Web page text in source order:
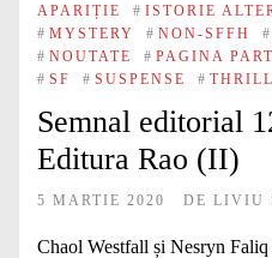
APARIȚIE
# ISTORIE
# MYSTERY # NON-SFFH #
# NOUTATE # PAGINA
# SF # SUSPENSE #
Semnal editorial
Editura Rao (II)
5 MARTIE 2020 DE LIVIU
Chaol Westfall și Nesryn